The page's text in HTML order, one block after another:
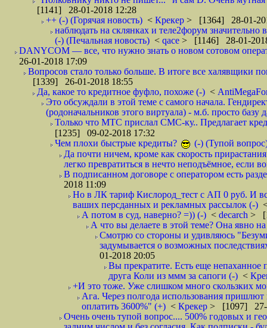
[1141] 28-01-2018 12:28
++ (-) (Горячая новость) < Крекер > [1364] 28-01-
наблюдать на склянках и теле2форум
(-) (Печальная новость) < qace > [1146] 28-01-
DANYCOM — все, что нужно знать о новом сотовом
26-01-2018 17:09
Вопросов стало только больше. В итоге все халявщики
[1339] 26-01-2018 18:55
Да, какое то кредитное фуфло, похоже (-) <
Это обсуждали в этой теме с самого начала.
(родоначальников этого виртуала) - м.б. просто
Только что МТС прислал СМС-ку.. Предлагает
[1235] 09-02-2018 17:32
Чем плохи быстрые кредиты?
(-) (Тупой
Да почти ничем, кроме как скорость
легко превратиться в нечто неподъёмное, если
В подписанном договоре с оператором есть
2018 11:09
Но в ЛК тариф Кислород_тест с АП 0 руб. И
ваших персданных и рекламных рассылок (-)
А потом в суд, наверно? =)) (-) < decarch >
А что вы делаете в этой теме? Она явно
Смотрю со стороны и удивляюсь
задумывается о возможных
01-2018 20:05
Вы прекратите. Есть еще непаханное
друга Коли из ммм за сапоги (-) <
+И это тоже. Уже слишком много скользких
Ага. Через полгода использования
оплатить 3600%" (+) < Крекер > [1097] 27-
Очень очень тупой вопрос.... 500% годовых и